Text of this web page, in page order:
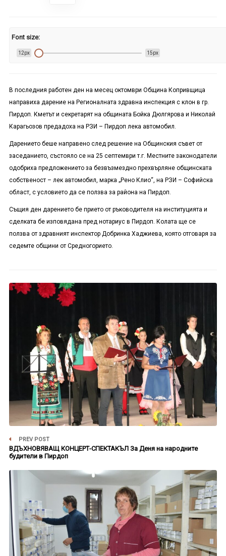
Font size:
12px 15px
В последния работен ден на месец октомври Община Копривщица
направиха дарение на Регионалната здравна инспекция с клон в гр.
Пирдоп. Кметът и секретарят на общината Бойка Дюлгярова и Николай
Карагьозов предадоха на РЗИ – Пирдоп лека автомобил.
Дарението беше направено след решение на Общинския съвет от
заседанието, състояло се на 25 септември т.г. Местните законодатели
одобриха предложението за безвъзмездно прехвърляне общинската
собственост – лек автомобил, марка „Рено Клио“, на РЗИ – Софийска
област, с условието да се ползва за района на Пирдоп.
Същия ден дарението бе прието от ръководителя на институцията и
сделката бе изповядана пред нотариус в Пирдоп. Колата ще се
ползва от здравният инспектор Добринка Хаджиева, която отговаря за
седемте общини от Средногорието.
PREV POST
ВДЪХНОВЯВАЩ КОНЦЕРТ-СПЕКТАКЪЛ За Деня на народните
будители в Пирдоп